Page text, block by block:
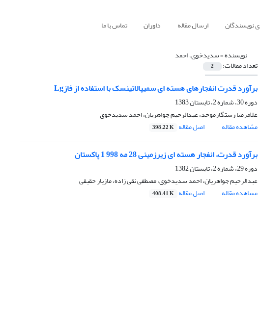
نویسندگان ارسال مقاله داوران تماس با ما
نویسنده =سدیدخوى، احمد
تعداد مقالات: 2
برآورد قدرت انفجارهای هسته ای سمیپالاتینسک با استفاده از فازLg
دوره 30، شماره 2، تابستان 1383
غلامرضا رستگارموحد، عبدالرحیم جواهریان، احمد سدیدخوى
مشاهده مقاله
اصل مقاله 398.22 K
برآورد قدرت، انفجار هسته ای زیرزمینی 28 مه 998 1 پاکستان
دوره 29، شماره 2، تابستان 1382
عبدالرحیم جواهریان، احمد سدیدخوى، مصطفى نقى زاده، مازیار حقیقى
مشاهده مقاله
اصل مقاله 408.41 K